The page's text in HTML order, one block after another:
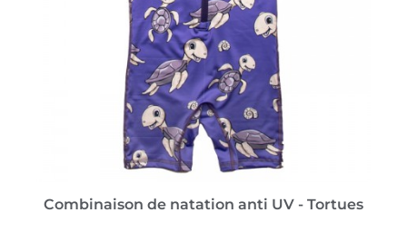
Combinaison de natation anti UV - Tortues